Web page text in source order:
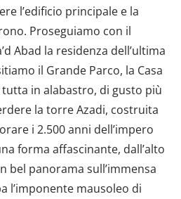
l’edificio principale e la
Proseguiamo con il
Abad la residenza dell’ultima
il Grande Parco, la Casa
tutta in alabastro, di gusto più
la torre Azadi, costruita
i 2.500 anni dell’impero
forma affascinante, dall’alto
bel panorama sull’immensa
l’imponente mausoleo di